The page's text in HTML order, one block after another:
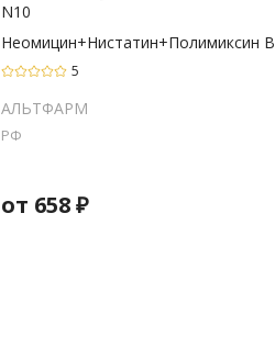
N10
Неомицин+Нистатин+Полимиксин B
5
АЛЬТФАРМ
РФ
от 658₽